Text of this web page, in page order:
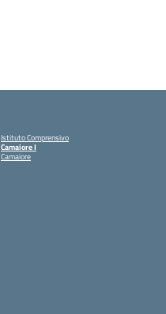
Istituto Comprensivo
Camaiore I
Camaiore